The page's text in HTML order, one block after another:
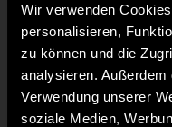
Wir verwenden
personalisieren,
zu können und die
analysieren.
Verwendung unserer
soziale Medien,